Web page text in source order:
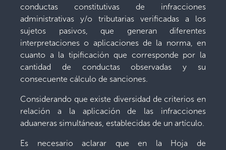
conductas constitutivas de infracciones
administrativas y/o tributarias verificadas a los
sujetos pasivos, que generan diferentes
interpretaciones o aplicaciones de la norma, en
cuanto a la tipificación que corresponde por la
cantidad de conductas observadas y su
consecuente cálculo de sanciones.
Considerando que existe diversidad de criterios en
relación a la aplicación de las infracciones
aduaneras simultáneas, establecidas de un artículo.
Es necesario aclarar que en la Hoja de